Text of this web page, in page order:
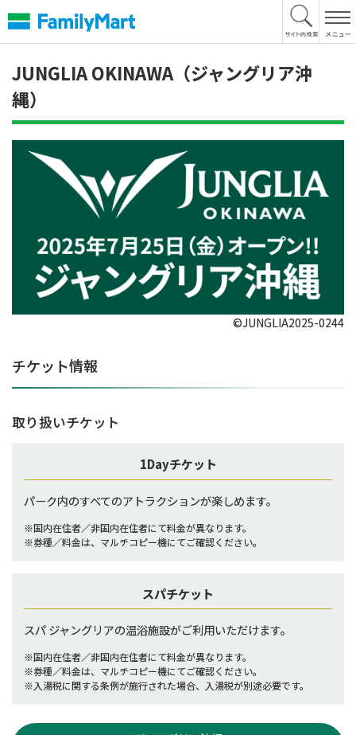
文
へ
JUNGLIA OKINAWA（ジャングリア沖
縄）
©JUNGLIA2025-0244
チケット情報
取り扱いチケット
1Dayチケット
パーク内のすべてのアトラクションが楽しめます。
※国内在住者／非国内在住者にて料金が異なります。
※券種／料金は、マルチコピー機にてご確認ください。
スパチケット
スパ ジャングリアの温浴施設がご利用いただけます。
※国内在住者／非国内在住者にて料金が異なります。
※券種／料金は、マルチコピー機にてご確認ください。
※入湯税に関する条例が施行された場合、入湯税が別途必要です。